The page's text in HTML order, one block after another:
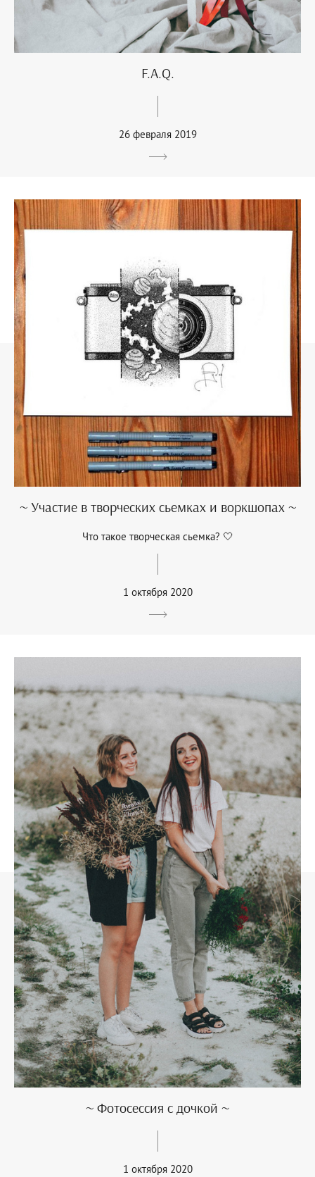
F.A.Q.
26 февраля 2019
~ Участие в творческих сьемках и воркшопах ~
Что такое творческая сьемка? 🤍
1 октября 2020
~ Фотосессия с дочкой ~
1 октября 2020